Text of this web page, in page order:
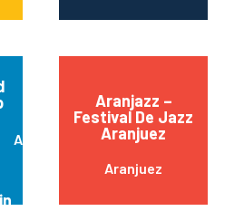
Andratx
Aranjazz –
Festival De Jazz
Aranjuez
Aranjuez